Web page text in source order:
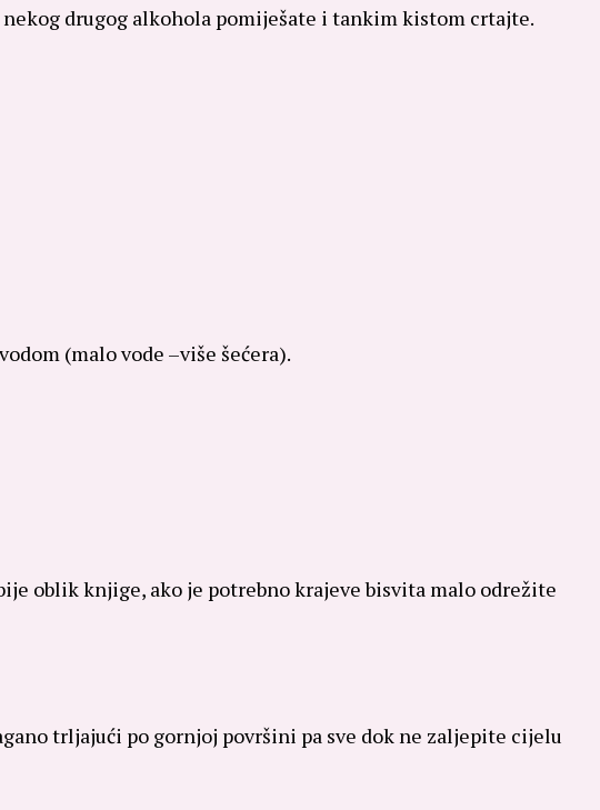
drugog alkohola pomiješate i tankim kistom crtajte.
(malo vode –više šećera).
oblik knjige, ako je potrebno krajeve bisvita malo odrežite
trljajući po gornjoj površini pa sve dok ne zaljepite cijelu